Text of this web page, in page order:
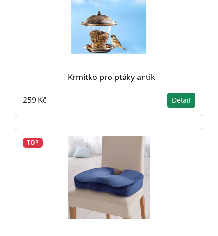
Krmítko pro ptáky antik
259 Kč Detail
TOP